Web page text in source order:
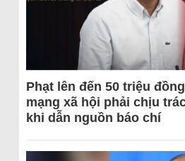
Phạt lên đến 50 triệu
mạng xã hội phải chịu
khi dẫn nguồn báo chí